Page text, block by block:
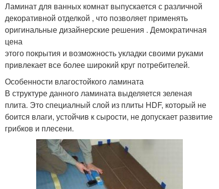
Ламинат для ванных комнат выпускается с различной
декоративной отделкой , что позволяет применять
оригинальные дизайнерские решения . Демократичная
цена
этого покрытия и возможность укладки своими руками
привлекает все более широкий круг потребителей.
Особенности влагостойкого ламината
В структуре данного ламината выделяется зеленая
плита. Это специалный слой из плиты HDF, который не
боится влаги, устойчив к сырости, не допускает развитие
грибков и плесени.